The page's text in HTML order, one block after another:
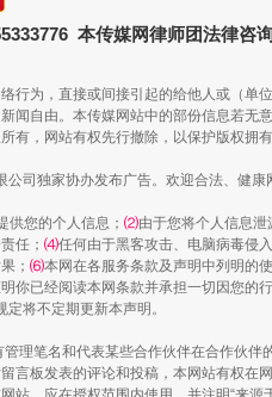
施
局
本传媒网律师团法律咨
行为，直接或间接引起的给他人或（单
闻自由。本传媒网站中的部份信息若无
有，网站有权先行撤除，以保护版权拥
司独家协办发布广告。欢迎合法、健
供您的个人信息； ⑵由于您将个人信息泄
任； ⑷任何由于黑客攻击、电脑病毒侵
； ⑹本网在各服务条款及声明中列明的
你已经阅读本网条款并承担一切因您的
将不定期更新本声明。
理笔名和代表某些合作伙伴在合作伙伴
言板发表的评论和投稿，本网站有权在